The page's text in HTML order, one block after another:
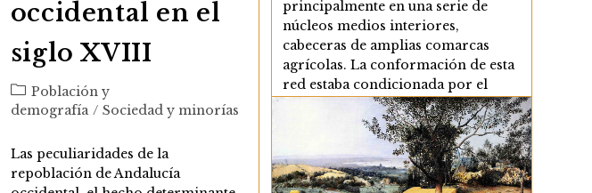
occidental en el
siglo XVIII
Categoría
de
entrada:
Población y
demografía / Sociedad y minorías
Las peculiaridades de la
repoblación de Andalucía
principalmente en una serie de
núcleos medios interiores,
cabeceras de amplias comarcas
agrícolas. La conformación de esta
red estaba condicionada por el
pasado romano y musulmán, pero
también por el proceso de
repoblación cristiana emprendido
en el siglo XIII y por la evolución…